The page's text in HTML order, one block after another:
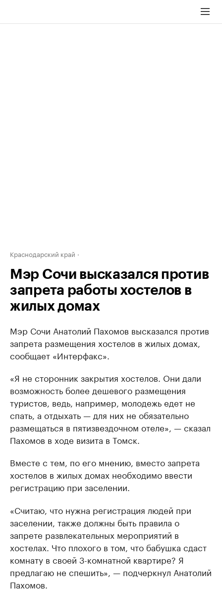
Краснодарский край
Мэр Сочи высказался против
запрета работы хостелов в
жилых домах
Мэр Сочи Анатолий Пахомов высказался против
запрета размещения хостелов в жилых домах,
сообщает «Интерфакс».
«Я не сторонник закрытия хостелов. Они дали
возможность более дешевого размещения
туристов, ведь, например, молодежь едет не
спать, а отдыхать — для них не обязательно
размещаться в пятизвездочном отеле», — сказал
Пахомов в ходе визита в Томск.
Вместе с тем, по его мнению, вместо запрета
хостелов в жилых домах необходимо ввести
регистрацию при заселении.
«Считаю, что нужна регистрация людей при
заселении, также должны быть правила о
запрете развлекательных мероприятий в
хостелах. Что плохого в том, что бабушка сдаст
комнату в своей 3-комнатной квартире? Я
предлагаю не спешить», — подчеркнул Анатолий
Пахомов.